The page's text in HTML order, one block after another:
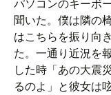
パソコンのキーボ
聞いた。僕は隣の
はこちらを振り向
た。一通り近況を
した時「あの大震
るのよ」と彼女は